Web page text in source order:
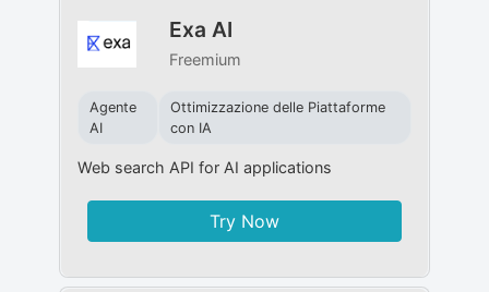
Exa AI
Freemium
Agente
AI
Ottimizzazione delle Piattaforme
con IA
Web search API for AI applications
Try Now